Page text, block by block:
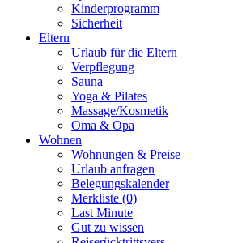
Kinderprogramm
Sicherheit
Eltern
Urlaub für die Eltern
Verpflegung
Sauna
Yoga & Pilates
Massage/Kosmetik
Oma & Opa
Wohnen
Wohnungen & Preise
Urlaub anfragen
Belegungskalender
Merkliste (0)
Last Minute
Gut zu wissen